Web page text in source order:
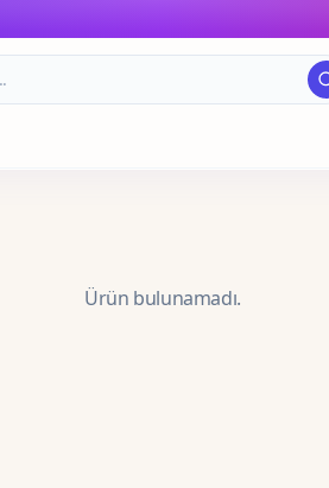
Ürün bulunamadı.